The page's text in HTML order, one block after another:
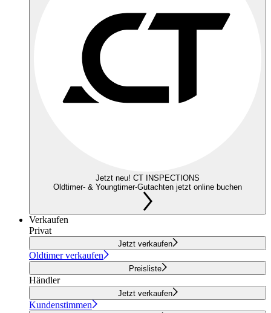
Jetzt neu! CT INSPECTIONS
Oldtimer- & Youngtimer-Gutachten jetzt online buchen
Verkaufen
Privat
Jetzt verkaufen
Oldtimer verkaufen
Preisliste
Händler
Jetzt verkaufen
Kundenstimmen